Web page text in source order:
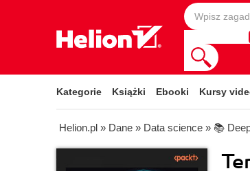
Kategorie Książki Ebooki Kursy
Helion.pl » Dane » Data science » 📚